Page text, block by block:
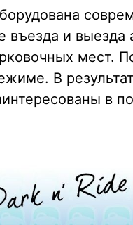
въезда и выезда
мест.
В
в